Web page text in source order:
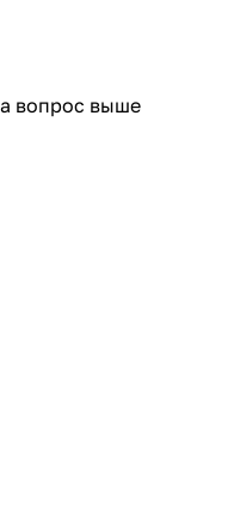
вопрос выше